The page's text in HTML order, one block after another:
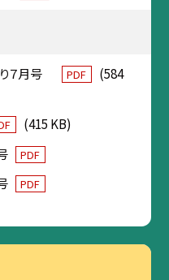
７月号 PDF
(584
(415 KB)
PDF
PDF